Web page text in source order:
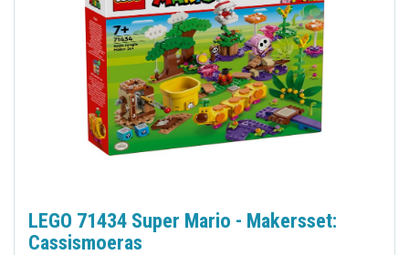
LEGO 71434 Super Mario - Makersset:
Cassismoeras